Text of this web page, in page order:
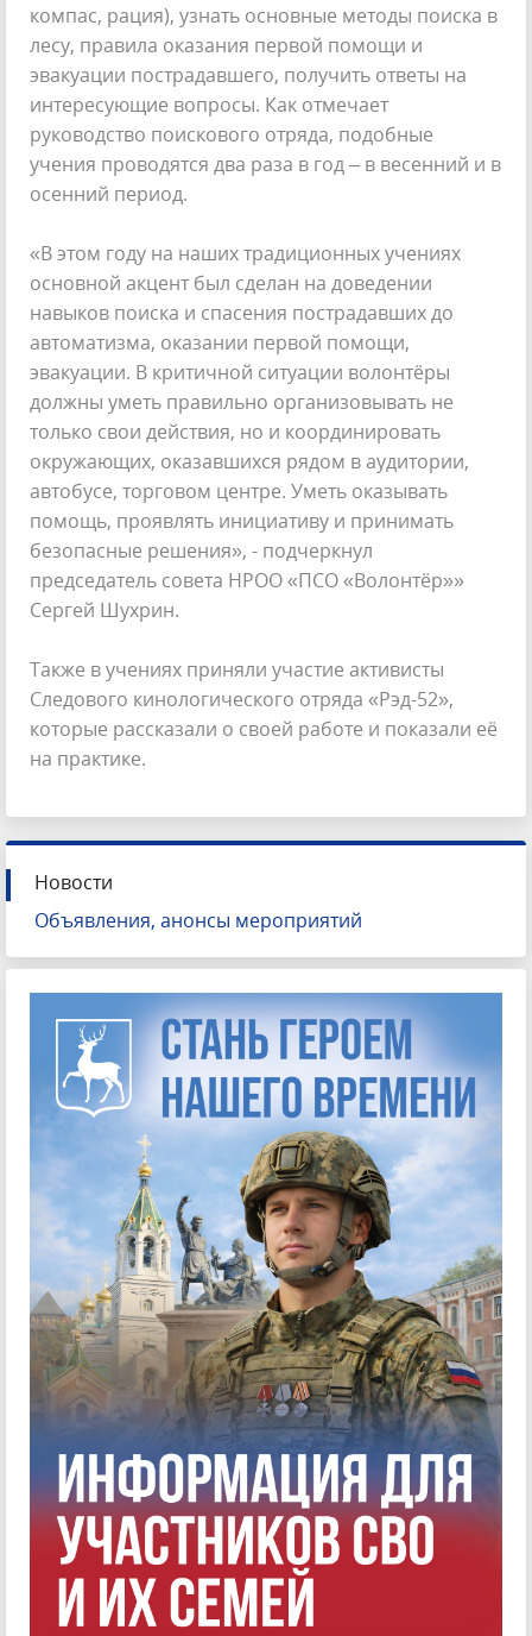
компас, рация), узнать основные методы поиска в
лесу, правила оказания первой помощи и
эвакуации пострадавшего, получить ответы на
интересующие вопросы. Как отмечает
руководство поискового отряда, подобные
учения проводятся два раза в год – в весенний и в
осенний период.
«В этом году на наших традиционных учениях
основной акцент был сделан на доведении
навыков поиска и спасения пострадавших до
автоматизма, оказании первой помощи,
эвакуации. В критичной ситуации волонтёры
должны уметь правильно организовывать не
только свои действия, но и координировать
окружающих, оказавшихся рядом в аудитории,
автобусе, торговом центре. Уметь оказывать
помощь, проявлять инициативу и принимать
безопасные решения», - подчеркнул
председатель совета НРОО «ПСО «Волонтёр»»
Сергей Шухрин.
Также в учениях приняли участие активисты
Следового кинологического отряда «Рэд-52»,
которые рассказали о своей работе и показали её
на практике.
Новости
Объявления, анонсы мероприятий